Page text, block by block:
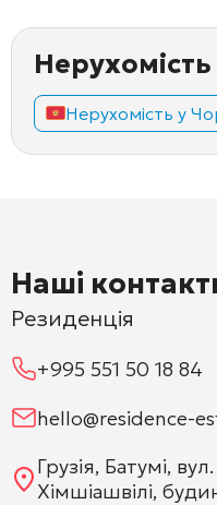
Нерухомість у
Наші
Резиденція
+995 551 50 18 84
hello@residence-
Грузія, Батумі,
Хімшіашвілі,